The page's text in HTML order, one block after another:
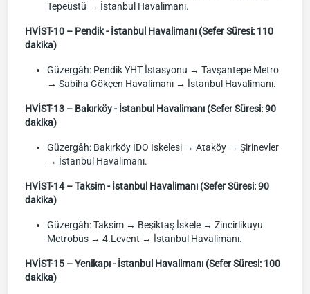
Tepeüstü → İstanbul Havalimanı.
HVİST-10 – Pendik - İstanbul Havalimanı (Sefer Süresi: 110
dakika)
Güzergâh: Pendik YHT İstasyonu → Tavşantepe Metro
→ Sabiha Gökçen Havalimanı → İstanbul Havalimanı.
HVİST-13 – Bakırköy - İstanbul Havalimanı (Sefer Süresi: 90
dakika)
Güzergâh: Bakırköy İDO İskelesi → Ataköy → Şirinevler
→ İstanbul Havalimanı.
HVİST-14 – Taksim - İstanbul Havalimanı (Sefer Süresi: 90
dakika)
Güzergâh: Taksim → Beşiktaş İskele → Zincirlikuyu
Metrobüs → 4.Levent → İstanbul Havalimanı.
HVİST-15 – Yenikapı - İstanbul Havalimanı (Sefer Süresi: 100
dakika)